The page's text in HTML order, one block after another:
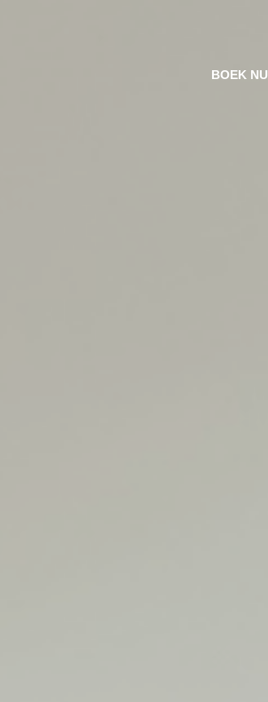
BOEK NU